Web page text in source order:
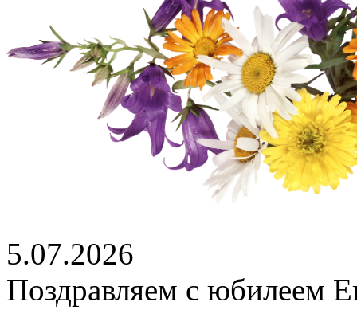
5.07.2026
Поздравляем с юбилеем